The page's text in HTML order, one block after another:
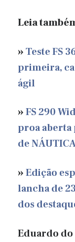
Leia
»Teste FS
primeira,
ágil
»FS 290
proa
de
»Edição
lancha de
dos
Eduardo do